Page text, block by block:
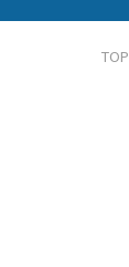
TOP